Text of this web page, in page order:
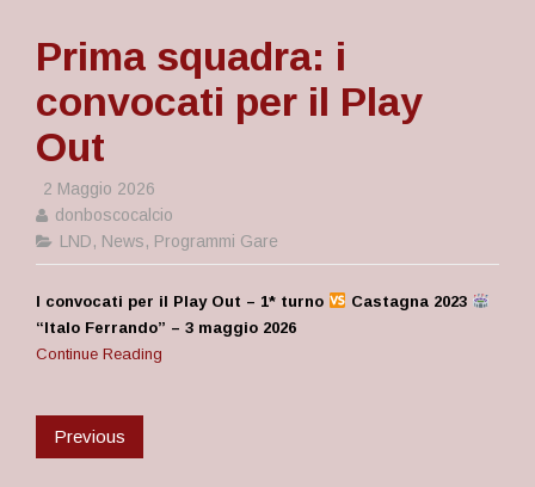
Prima squadra: i
convocati per il Play
Out
2 Maggio 2026
donboscocalcio
LND, News, Programmi Gare
I convocati per il Play Out – 1* turno
Castagna 2023
“Italo Ferrando” – 3 maggio 2026
Continue Reading
Previous